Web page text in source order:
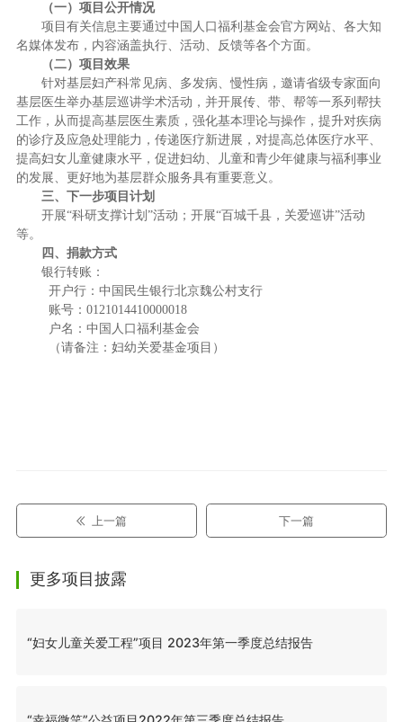
（一）项目公开情况
项目有关信息主要通过中国人口福利基金会官方网站、各大知
名媒体发布，内容涵盖执行、活动、反馈等各个方面。
（二）项目效果
针对基层妇产科常见病、多发病、慢性病，邀请省级专家面向
基层医生举办基层巡讲学术活动，并开展传、带、帮等一系列帮扶
工作，从而提高基层医生素质，强化基本理论与操作，提升对疾病
的诊疗及应急处理能力，传递医疗新进展，对提高总体医疗水平、
提高妇女儿童健康水平，促进妇幼、儿童和青少年健康与福利事业
的发展、更好地为基层群众服务具有重要意义。
三、下一步项目计划
开展“科研支撑计划”活动；开展“百城千县，关爱巡讲”活动
等。
四、捐款方式
银行转账：
开户行：中国民生银行北京魏公村支行
账号： 0121014410000018
户名：中国人口福利基金会
（请备注：妇幼关爱基金项目）
上一篇 下一篇
更多项目披露
“妇女儿童关爱工程”项目 2023年第一季度总结报告